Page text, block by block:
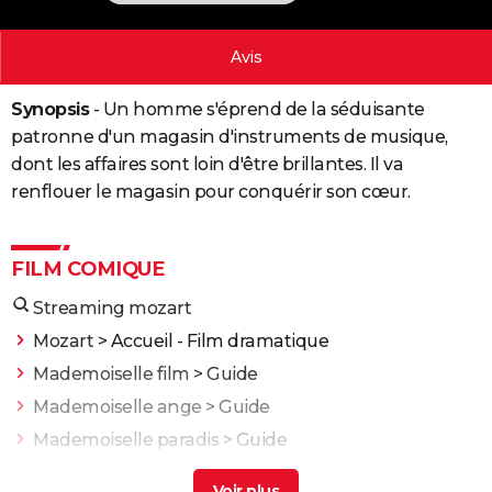
PHOTO
BONS PLANS
CARTE DE VOEUX
Carte de Noël
Carte Bonne année
Carte Saint-Valentin
Carte Pâques
Carte d'anniversaire
Dictionnaire
Biographies
Citations
Expressions
Proverbes
PROGRAMME TV
COPAINS D'AVANT
S'inscrire
Se connecter
Lycées
Collèges
Primaires
Universités
Entreprises
Service militaire
Avis de recherche
AVIS DE DÉCÈS
FORUM
Avis
Synopsis- Un homme s'éprend de la séduisante
patronne d'un magasin d'instruments de musique,
dont les affaires sont loin d'être brillantes. Il va
renflouer le magasin pour conquérir son cœur.
FILM COMIQUE
Streaming mozart
Mozart > Accueil - Film dramatique
Mademoiselle film > Guide
Mademoiselle ange > Guide
Mademoiselle paradis > Guide
Mozart l'opéra rock film> Guide